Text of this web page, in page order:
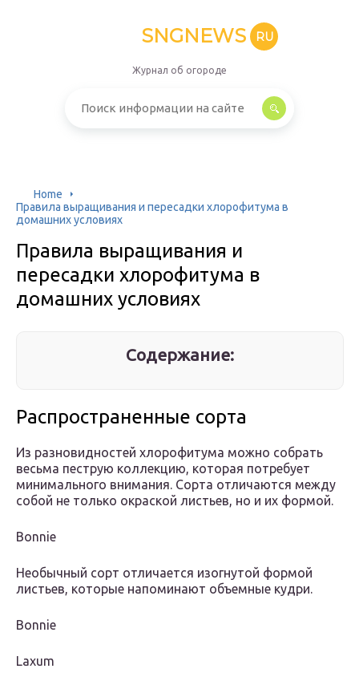
SNGNEWS RU
Журнал об огороде
Home
Правила выращивания и пересадки хлорофитума в
домашних условиях
Правила выращивания и
пересадки хлорофитума в
домашних условиях
Содержание:
Распространенные сорта
Из разновидностей хлорофитума можно собрать
весьма пеструю коллекцию, которая потребует
минимального внимания. Сорта отличаются между
собой не только окраской листьев, но и их формой.
Bonnie
Необычный сорт отличается изогнутой формой
листьев, которые напоминают объемные кудри.
Bonnie
Laxum